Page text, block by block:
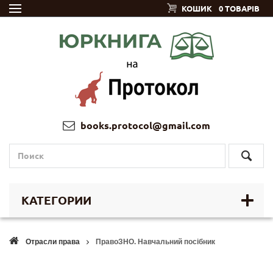
КОШИК 0 ТОВАРІВ
books.protocol@gmail.com
КАТЕГОРИИ
Отрасли права ПравоЗНО. Навчальний посібник